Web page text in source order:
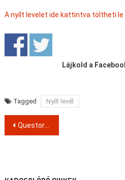
A nyílt levelet ide kattintva töltheti le
Lájkold a
Tagged Nyílt levél
Post
Questor-ügy: a törvényszék visszavág